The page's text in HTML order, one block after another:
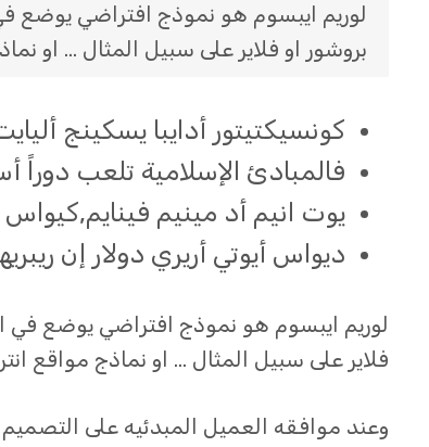
لوريم ايبسوم هو نموذج افتراضي
بروشور او فلاير على سبيل المثال … او
كونسيكتيتور أدايبا يسكينج
فالمبادئ الإسلامية تلعب دوراً
يوت انيم أد مينيم فينايم,كيواس
ديواس أيوتي أريري دولار إن
لوريم ايبسوم هو نموذج افتراضي يوضع
فلاير على سبيل المثال … او نماذج مواقع
وعند موافقه العميل المبدئيه على